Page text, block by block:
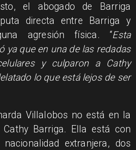
el abogado de Barriga
directa entre Barriga y
agresión física. “Esta
ya que en una de las redadas
y culparon a Cathy
lo que está lejos de ser
Villalobos no está en la
Barriga. Ella está con
extranjera, dos